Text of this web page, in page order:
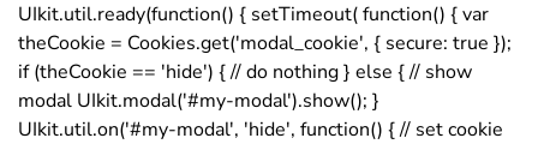
UIkit.util.ready(function() { setTimeout( function() { var
theCookie = Cookies.get('modal_cookie', { secure: true });
if (theCookie == 'hide') { // do nothing } else { // show
modal UIkit.modal('#my-modal').show(); }
UIkit.util.on('#my-modal', 'hide', function() { // set cookie